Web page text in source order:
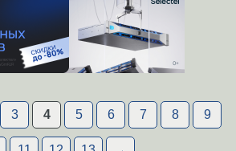
3 4 5 6 7 8 9